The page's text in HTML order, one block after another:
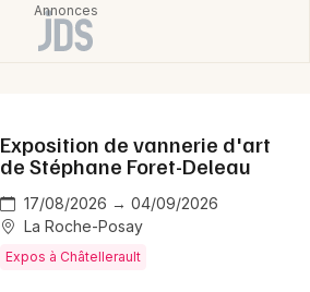
Exposition de vannerie d'art
de Stéphane Foret-Deleau
17/08/2026 → 04/09/2026
La Roche-Posay
Expos à Châtellerault